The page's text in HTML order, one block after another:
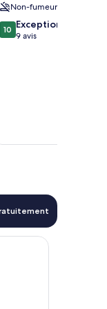
Non-fumeurs
10.0
sur
10 Exceptionnel
9 avis